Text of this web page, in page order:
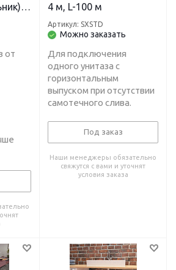
от
4 м, L-100 м
Можно заказать
Артикул: SXSTD
Для подключения
одного унитаза с
горизонтальным
выпуском при отсутствии
самотечного слива.
Под заказ
Наши менеджеры обязательно
свяжутся с вами и уточнят
условия заказа